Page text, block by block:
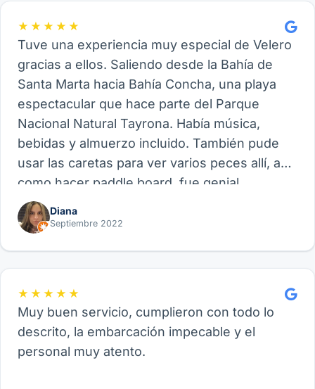
★★★★★
Tuve una experiencia muy especial de Velero
gracias a ellos. Saliendo desde la Bahía de
Santa Marta hacia Bahía Concha, una playa
espectacular que hace parte del Parque
Nacional Natural Tayrona. Había música,
bebidas y almuerzo incluido. También pude
usar las caretas para ver varios peces allí, así
como hacer paddle board, fue genial.
Recomiendo este proveedor y su experiencia
de Velero, funcional para amigos, parejas o
Diana
Septiembre 2022
★★★★★
Muy buen servicio, cumplieron con todo lo
descrito, la embarcación impecable y el
personal muy atento.